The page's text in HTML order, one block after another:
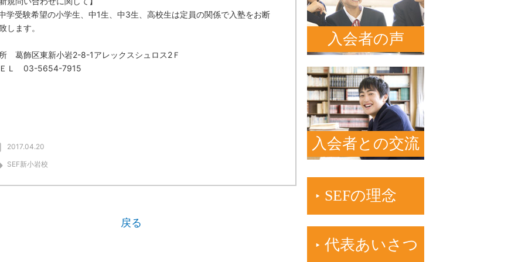
学受験希望の小学生、中1生、中3生、高校生は定員の関係で入塾をお断
します。
葛飾区東新小岩2-8-1アレックスシュロス2 Ｆ
Ｌ 03-5654-7915
2017.04.20
SEF新小岩校
戻る
入会者の声
入会者との交流
SEFの理念
代表あいさつ